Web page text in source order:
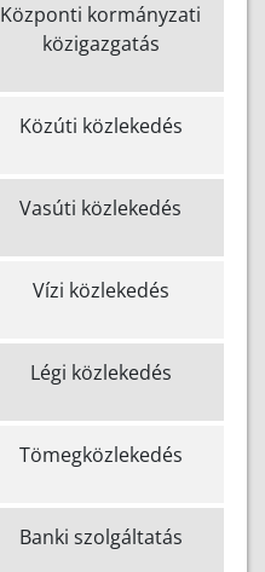
Központi kormányzati
közigazgatás
Közúti közlekedés
Vasúti közlekedés
Vízi közlekedés
Légi közlekedés
Tömegközlekedés
Banki szolgáltatás